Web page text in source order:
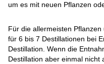
um es mit neuen Pflanzen
Für die allermeisten
für 6 bis 7 Destillationen bei
Destillation. Wenn die
Destillation aber einmal nicht